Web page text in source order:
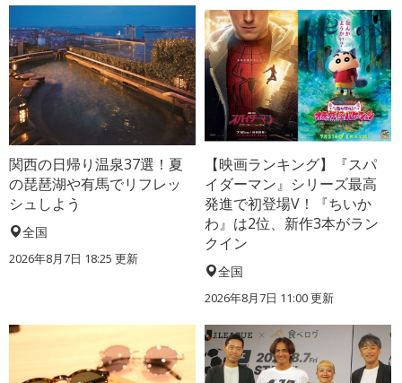
関西の日帰り温泉37選！夏
の琵琶湖や有馬でリフレッ
シュしよう
全国
2026年8月7日 18:25 更新
【映画ランキング】『スパ
イダーマン』シリーズ最高
発進で初登場V！『ちいか
わ』は2位、新作3本がラン
クイン
全国
2026年8月7日 11:00更新